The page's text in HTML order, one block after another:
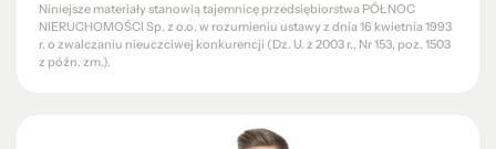
Niniejsze materiały stanowią tajemnicę przedsiębiorstwa PÓŁNOC
NIERUCHOMOŚCI Sp. z o.o. w rozumieniu ustawy z dnia 16 kwietnia 1993
r. o zwalczaniu nieuczciwej konkurencji (Dz. U. z 2003 r., Nr 153, poz. 1503
z późn. zm.).